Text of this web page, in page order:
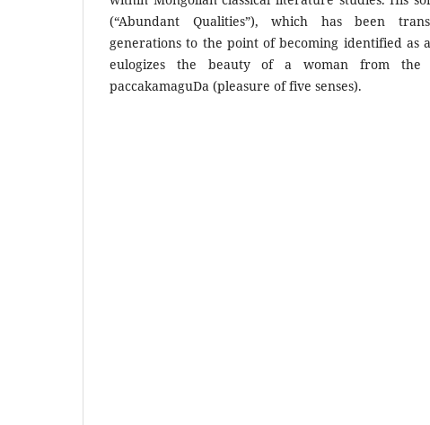
(“Abundant Qualities”), which has been
generations to the point of becoming identified as
eulogizes the beauty of a woman from the
paccakamaguDa (pleasure of five senses).